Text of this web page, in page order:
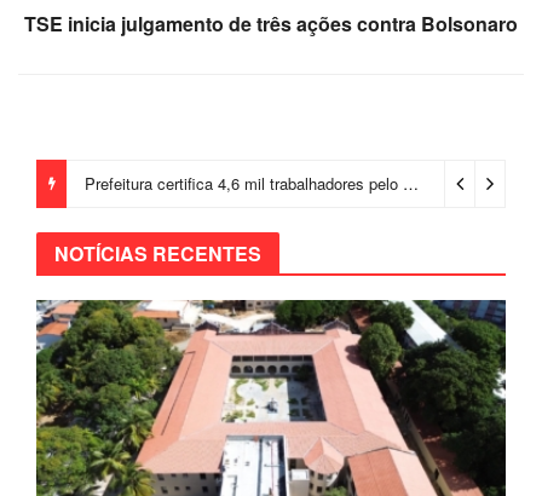
TSE inicia julgamento de três ações contra Bolsonaro
Prefeitura certifica 4,6 mil trabalhadores pelo programa Treinar para Empregar e realiza Feirão de Empregabilidade
NOTÍCIAS RECENTES